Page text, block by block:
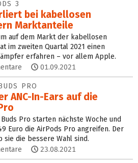
3
bei kabellosen
Marktanteile
auf dem Markt der kabellosen
im zweiten Quartal 2021 einen
erfahren – vor allem Apple.
01.09.2021
PRO
ANC-In-Ears auf die
Pro starten nächste Woche und
Euro die AirPods Pro angreifen. Der
sie die bessere Wahl sind.
23.08.2021